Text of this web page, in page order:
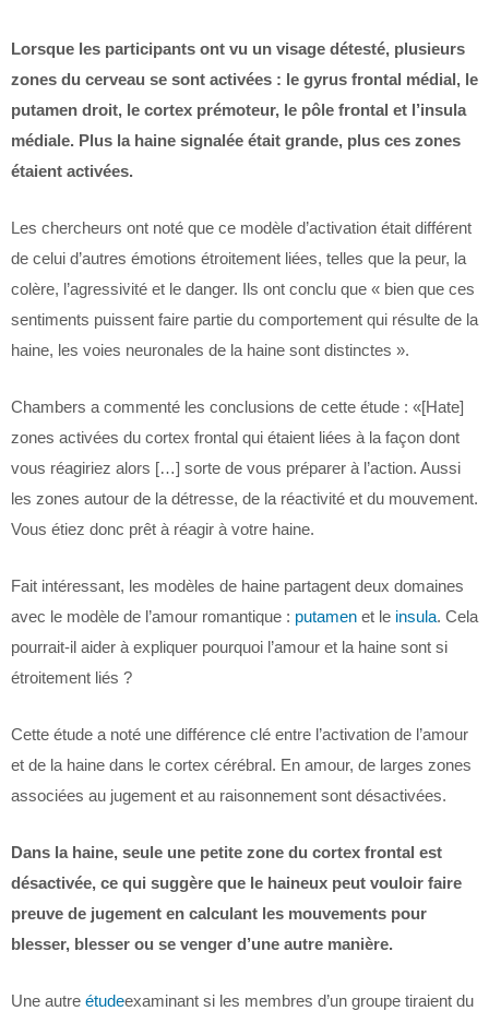
Lorsque les participants ont vu un visage détesté, plusieurs
zones du cerveau se sont activées : le gyrus frontal médial, le
putamen droit, le cortex prémoteur, le pôle frontal et l’insula
médiale. Plus la haine signalée était grande, plus ces zones
étaient activées.
Les chercheurs ont noté que ce modèle d’activation était différent
de celui d’autres émotions étroitement liées, telles que la peur, la
colère, l’agressivité et le danger. Ils ont conclu que « bien que ces
sentiments puissent faire partie du comportement qui résulte de la
haine, les voies neuronales de la haine sont distinctes ».
Chambers a commenté les conclusions de cette étude : «[Hate]
zones activées du cortex frontal qui étaient liées à la façon dont
vous réagiriez alors […] sorte de vous préparer à l’action. Aussi
les zones autour de la détresse, de la réactivité et du mouvement.
Vous étiez donc prêt à réagir à votre haine.
Fait intéressant, les modèles de haine partagent deux domaines
avec le modèle de l’amour romantique : putamen et le insula. Cela
pourrait-il aider à expliquer pourquoi l’amour et la haine sont si
étroitement liés ?
Cette étude a noté une différence clé entre l’activation de l’amour
et de la haine dans le cortex cérébral. En amour, de larges zones
associées au jugement et au raisonnement sont désactivées.
Dans la haine, seule une petite zone du cortex frontal est
désactivée, ce qui suggère que le haineux peut vouloir faire
preuve de jugement en calculant les mouvements pour
blesser, blesser ou se venger d’une autre manière.
Une autre étudeexaminant si les membres d’un groupe tiraient du